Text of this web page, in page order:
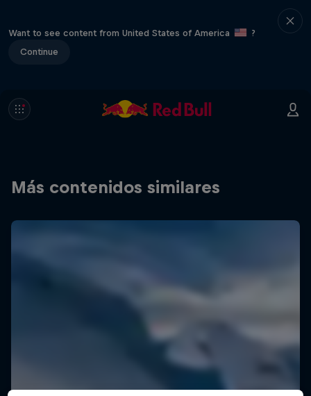
Want to see content from United States of America
?
Continue
Más contenidos similares